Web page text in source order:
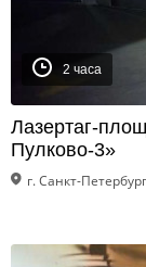
2 часа
Лазертаг-
Пулково-3»
г. Санкт-